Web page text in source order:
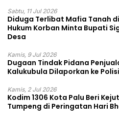
Sabtu, 11 Jul 2026
Diduga Terlibat Mafia Tanah
Hukum Korban Minta Bupati
Desa
Kamis, 9 Jul 2026
Dugaan Tindak Pidana
Kalukubula Dilaporkan ke Polisi
Kamis, 2 Jul 2026
Kodim 1306 Kota Palu Beri
Tumpeng di Peringatan Hari